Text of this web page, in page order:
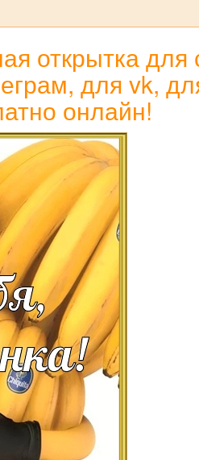
открытка для
для vk,
онлайн!